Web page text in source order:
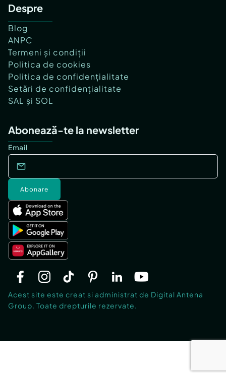
Despre
Blog
ANPC
Termeni și condiții
Politica de cookies
Politica de confidențialitate
Setări de confidențialitate
SAL și SOL
Abonează-te la newsletter
Email
Abonare
Acest site este creat si administrat de Digital Antena
Group. Toate drepturile rezervate.